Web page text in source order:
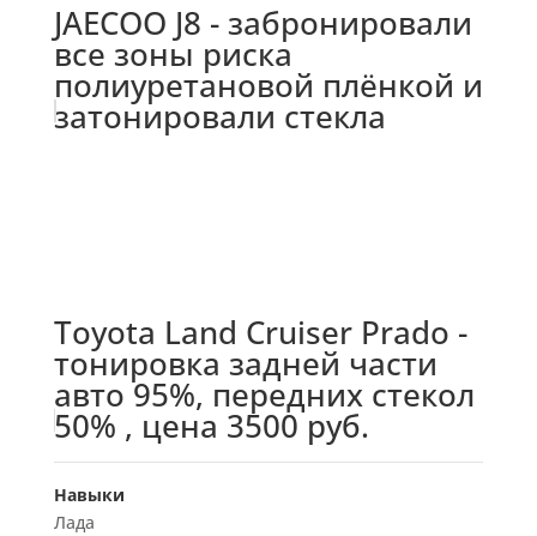
JAECOO J8 - забронировали
все зоны риска
полиуретановой плёнкой и
затонировали стекла
Toyota Land Cruiser Prado -
тонировка задней части
авто 95%, передних стекол
50% , цена 3500 руб.
Навыки
Лада